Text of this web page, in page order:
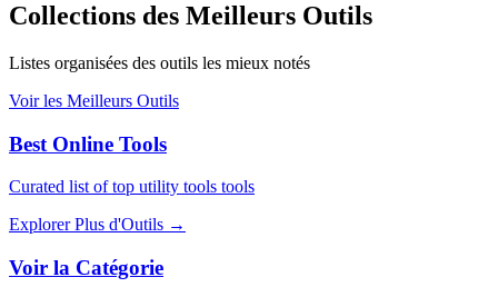
Collections des Meilleurs Outils
Listes organisées des outils les mieux notés
Voir les Meilleurs Outils
Best Online Tools
Curated list of top utility tools tools
Explorer Plus d'Outils →
Voir la Catégorie